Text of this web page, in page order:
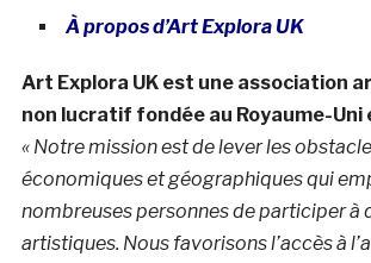
À propos d’Art Explora UK
Art Explora UK est une association
non lucratif fondée au Royaume-Uni
« Notre mission est de lever les
économiques et géographiques qui
nombreuses personnes de participer à
artistiques. Nous favorisons l’accès à